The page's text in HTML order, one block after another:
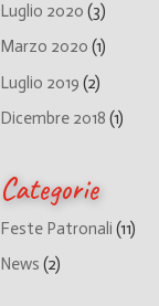
Luglio 2020 (3)
Marzo 2020 (1)
Luglio 2019 (2)
Dicembre 2018 (1)
Categorie
Feste Patronali (11)
News (2)